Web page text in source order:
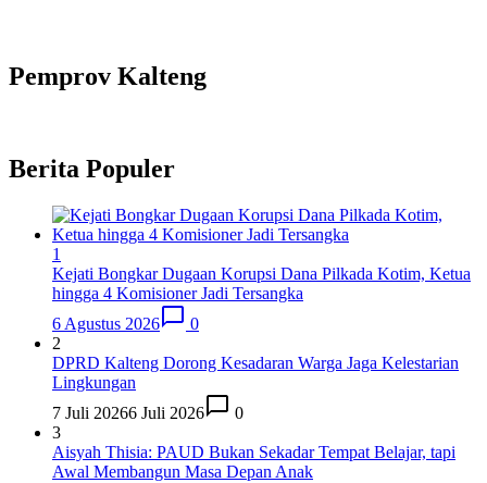
Pemprov Kalteng
Berita Populer
1
Kejati Bongkar Dugaan Korupsi Dana Pilkada Kotim, Ketua
hingga 4 Komisioner Jadi Tersangka
6 Agustus 2026
0
2
DPRD Kalteng Dorong Kesadaran Warga Jaga Kelestarian
Lingkungan
7 Juli 20266 Juli 2026
0
3
Aisyah Thisia: PAUD Bukan Sekadar Tempat Belajar, tapi
Awal Membangun Masa Depan Anak